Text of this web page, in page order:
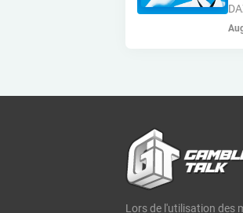
Lors de l'utilisation des